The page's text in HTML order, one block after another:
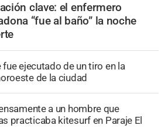
clave: el enfermero
“fue al baño” la noche
fue ejecutado de un tiro en la
de la ciudad
a un hombre que
practicaba kitesurf en Paraje El